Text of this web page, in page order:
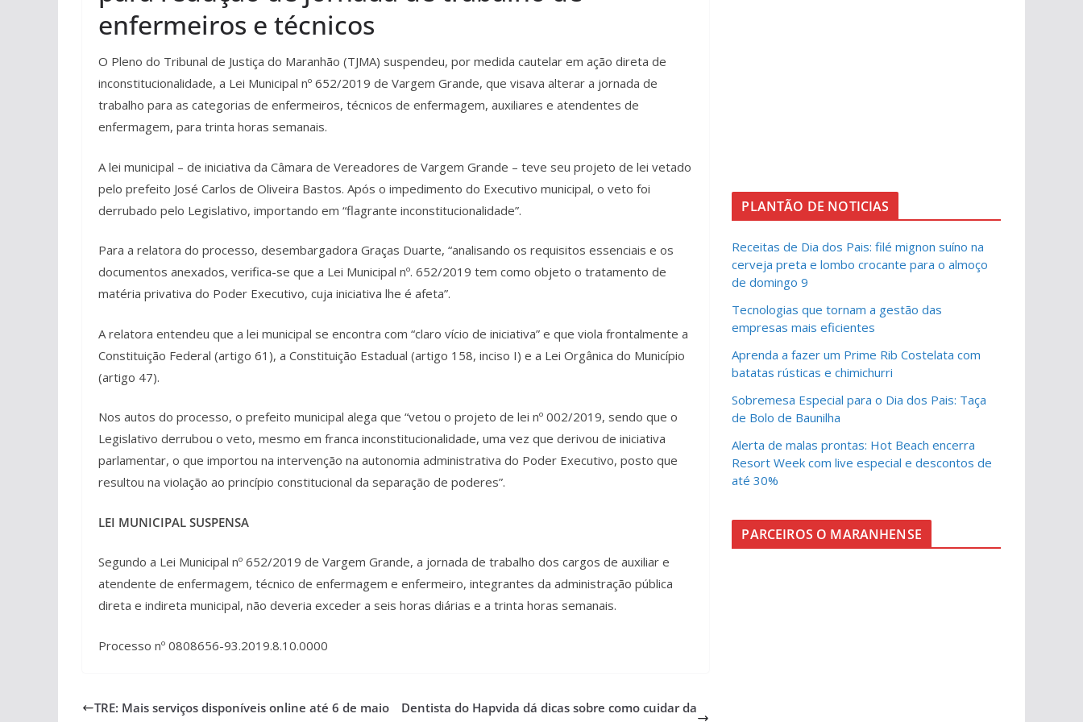
enfermeiros e técnicos
O Pleno do Tribunal de Justiça do Maranhão (TJMA) suspendeu, por medida cautelar em ação direta de
inconstitucionalidade, a Lei Municipal nº 652/2019 de Vargem Grande, que visava alterar a jornada de
trabalho para as categorias de enfermeiros, técnicos de enfermagem, auxiliares e atendentes de
enfermagem, para trinta horas semanais.
A lei municipal – de iniciativa da Câmara de Vereadores de Vargem Grande – teve seu projeto de lei vetado
pelo prefeito José Carlos de Oliveira Bastos. Após o impedimento do Executivo municipal, o veto foi
derrubado pelo Legislativo, importando em “flagrante inconstitucionalidade”.
Para a relatora do processo, desembargadora Graças Duarte, “analisando os requisitos essenciais e os
documentos anexados, verifica-se que a Lei Municipal nº. 652/2019 tem como objeto o tratamento de
matéria privativa do Poder Executivo, cuja iniciativa lhe é afeta”.
A relatora entendeu que a lei municipal se encontra com “claro vício de iniciativa” e que viola frontalmente a
Constituição Federal (artigo 61), a Constituição Estadual (artigo 158, inciso I) e a Lei Orgânica do Município
(artigo 47).
Nos autos do processo, o prefeito municipal alega que “vetou o projeto de lei nº 002/2019, sendo que o
Legislativo derrubou o veto, mesmo em franca inconstitucionalidade, uma vez que derivou de iniciativa
parlamentar, o que importou na intervenção na autonomia administrativa do Poder Executivo, posto que
resultou na violação ao princípio constitucional da separação de poderes”.
LEI MUNICIPAL SUSPENSA
Segundo a Lei Municipal nº 652/2019 de Vargem Grande, a jornada de trabalho dos cargos de auxiliar e
atendente de enfermagem, técnico de enfermagem e enfermeiro, integrantes da administração pública
direta e indireta municipal, não deveria exceder a seis horas diárias e a trinta horas semanais.
Processo nº 0808656-93.2019.8.10.0000
TRE: Mais serviços disponíveis online até 6 de maio
Dentista do Hapvida dá dicas sobre como cuidar da
PLANTÃO DE NOTICIAS
Receitas de Dia dos Pais: filé mignon suíno na
cerveja preta e lombo crocante para o almoço
de domingo 9
Tecnologias que tornam a gestão das
empresas mais eficientes
Aprenda a fazer um Prime Rib Costelata com
batatas rústicas e chimichurri
Sobremesa Especial para o Dia dos Pais: Taça
de Bolo de Baunilha
Alerta de malas prontas: Hot Beach encerra
Resort Week com live especial e descontos de
até 30%
PARCEIROS O MARANHENSE